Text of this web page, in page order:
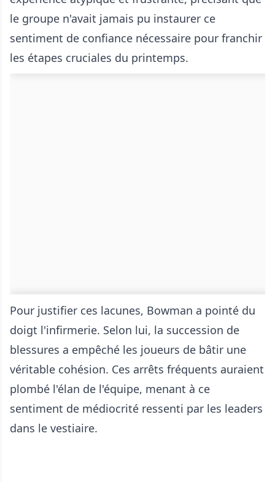
le groupe n'avait jamais pu instaurer ce
sentiment de confiance nécessaire pour franchir
les étapes cruciales du printemps.
Pour justifier ces lacunes, Bowman a pointé du
doigt l'infirmerie. Selon lui, la succession de
blessures a empêché les joueurs de bâtir une
véritable cohésion. Ces arrêts fréquents auraient
plombé l'élan de l'équipe, menant à ce
sentiment de médiocrité ressenti par les leaders
dans le vestiaire.